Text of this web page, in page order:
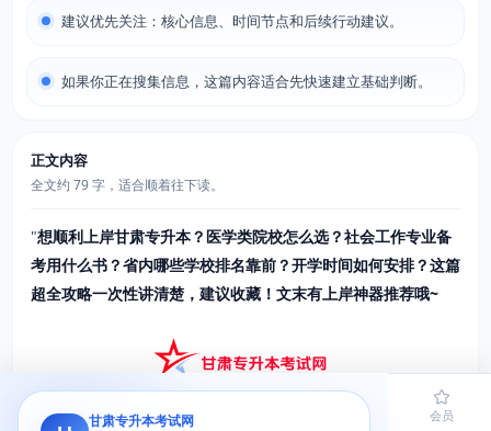
建议优先关注：核心信息、时间节点和后续行动建议。
如果你正在搜集信息，这篇内容适合先快速建立基础判断。
正文内容
全文约 79 字，适合顺着往下读。
"想顺利上岸甘肃专升本？医学类院校怎么选？社会工作专业备
考用什么书？省内哪些学校排名靠前？开学时间如何安排？这篇
超全攻略一次性讲清楚，建议收藏！文末有上岸神器推荐哦~
甘肃专升本考试网
首页 题库 会员